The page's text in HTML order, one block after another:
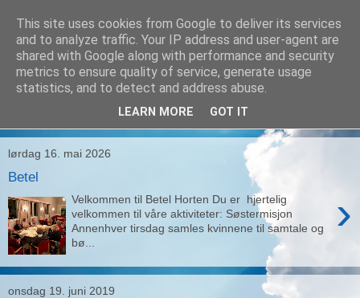
Betel, Horten
Den Frie Evangeliske Forsamling
lørdag 16. mai 2026
Betel
›
Velkommen til Betel Horten Du er hjertelig
velkommen til våre aktiviteter: Søstermisjon
Annenhver tirsdag samles kvinnene til samtale og
bø...
onsdag 19. juni 2019
This site uses cookies from Google to deliver its services
and to analyze traffic. Your IP address and user-agent are
shared with Google along with performance and security
metrics to ensure quality of service, generate usage
statistics, and to detect and address abuse.
LEARN MORE GOT IT